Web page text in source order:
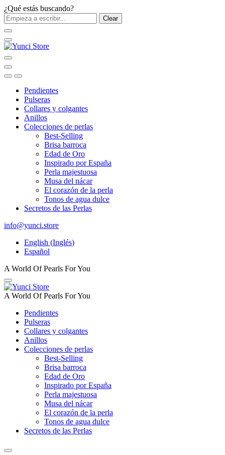
¿Qué estás buscando?
Clear
Pendientes
Pulseras
Collares y colgantes
Anillos
Colecciones de perlas
Best-Selling
Brisa barroca
Edad de Oro
Inspirado por España
Perla majestuosa
Musa del nácar
El corazón de la perla
Tonos de agua dulce
Secretos de las Perlas
info@yunci.store
English (Inglés)
Español
A World Of Pearls For You
A World Of Pearls For You
Pendientes
Pulseras
Collares y colgantes
Anillos
Colecciones de perlas
Best-Selling
Brisa barroca
Edad de Oro
Inspirado por España
Perla majestuosa
Musa del nácar
El corazón de la perla
Tonos de agua dulce
Secretos de las Perlas